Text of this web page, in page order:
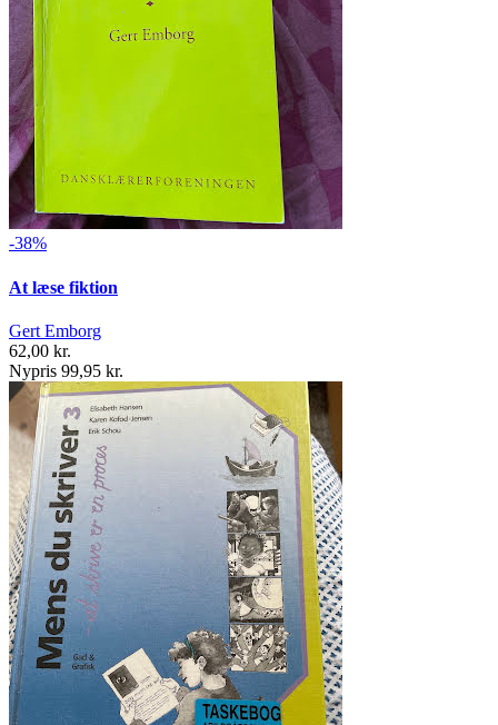
-38%
At læse fiktion
Gert Emborg
62,00 kr.
Nypris 99,95 kr.